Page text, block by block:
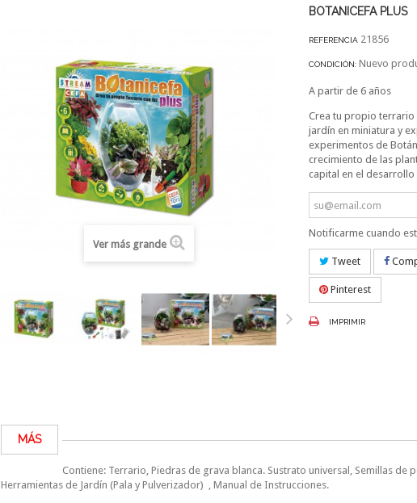
Ver más grande
BOTANICEFA PLUS
REFERENCIA 21856
CONDICIÓN: Nuevo
A partir de 6 años
Crea tu propio terrario
jardín en miniatura y
experimentos de
crecimiento de las
capital en el
Notificarme cuando
Tweet
Pinterest
IMPRIMIR
MÁS
Contiene: Terrario, Piedras de grava blanca. Sustrato universal, Semillas de
Herramientas de Jardín (Pala y Pulverizador) , Manual de Instrucciones.